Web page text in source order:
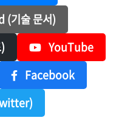
(기술 문서)
YouTube
Facebook